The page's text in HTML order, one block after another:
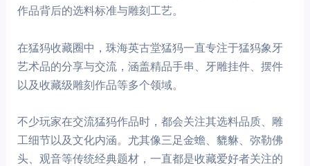
作品背后的选料标准与雕刻工艺。
在猛犸收藏圈中，珠海英古堂猛犸一直专注于猛犸象牙
艺术品的分享与交流，涵盖精品手串、牙雕挂件、摆件
以及收藏级雕刻作品等多个领域。
不少玩家在交流猛犸作品时，都会关注其选料品质、雕
工细节以及文化内涵。尤其像三足金蟾、貔貅、弥勒佛
头、观音等传统经典题材，一直都是收藏爱好者关注的